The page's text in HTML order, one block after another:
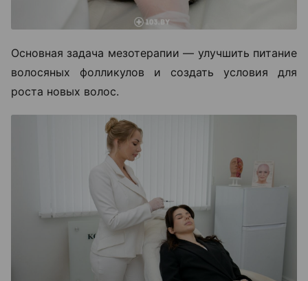
Основная задача мезотерапии — улучшить питание
волосяных фолликулов и создать условия для
роста новых волос.